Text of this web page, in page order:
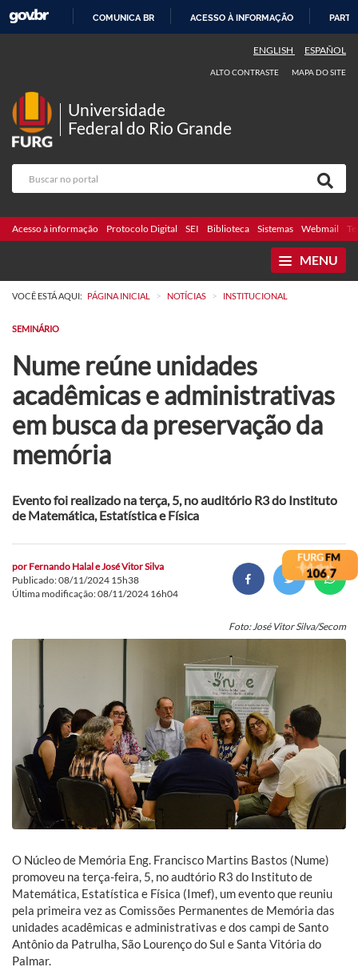
COMUNICA BR ACESSO À INFORMAÇÃO
ENGLISH ESPAÑOL
ALTO CONTRASTE MAPA DO SITE
Universidade
Federal do Rio Grande
Acesso à informação Protocolo Digital SEI Biblioteca Sistemas Webmail
MENU
VOCÊ ESTÁ AQUI: PÁGINA INICIAL > NOTÍCIAS > INSTITUCIONAL
SEMINÁRIO
Nume reúne unidades
acadêmicas e administrativas
em busca da preservação da
memória
Evento foi realizado na terça, 5, no auditório R3 do Instituto
de Matemática, Estatística e Física
por Fernando Halal e José Vitor Silva
Publicado: 08/11/2024 15h38
Última modificação: 08/11/2024 16h04
Foto: José Vitor Silva/Secom
O Núcleo de Memória Eng. Francisco Martins Bastos (Nume)
promoveu na terça-feira, 5, no audtório R3 do Instituto de
Matemática, Estatística e Física (Imef), um evento que reuniu
pela primeira vez as Comissões Permanentes de Memória das
unidades acadêmicas e administrativas e dos campi de Santo
Antônio da Patrulha, São Lourenço do Sul e Santa Vitória do
Palmar.